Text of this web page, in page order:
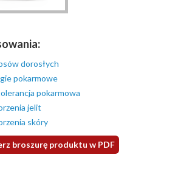
dorosłych
pokarmowe
pokarmowa
jelit
skóry
broszurę produktu w PDF